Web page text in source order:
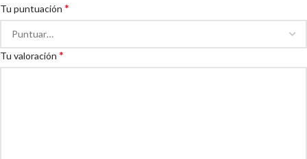
Tu puntuación *
Tu valoración *